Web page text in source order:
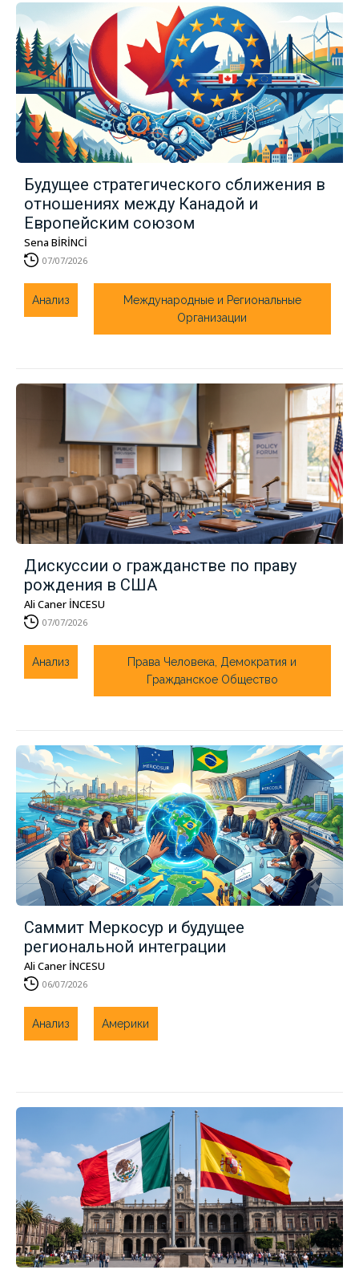
Будущее стратегического сближения в
отношениях между Канадой и
Европейским союзом
Sena BİRİNCİ
07/07/2026
Анализ
Международные и Региональные
Организации
Дискуссии о гражданстве по праву
рождения в США
Ali Caner İNCESU
07/07/2026
Анализ
Права Человека, Демократия и
Гражданское Общество
Саммит Меркосур и будущее
региональной интеграции
Ali Caner İNCESU
06/07/2026
Анализ Америки